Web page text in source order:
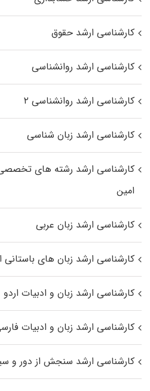
کارشناسی ارشد حقوق
کارشناسی ارشد روانشناسی
کارشناسی ارشد روانشناسی ۲
کارشناسی ارشد زبان شناسی
کارشناسی ارشد رﺷﺘﻪ ﻫﺎی تخصصی
اﻣﻴﻦ
کارشناسی ارشد زبان عربی
کارشناسی ارشد زبان‌ های باستانی
کارشناسی ارشد زبان و ادبیات اردو
کارشناسی ارشد زبان و ادبیات
کارشناسی ارشد سنجش از دور و